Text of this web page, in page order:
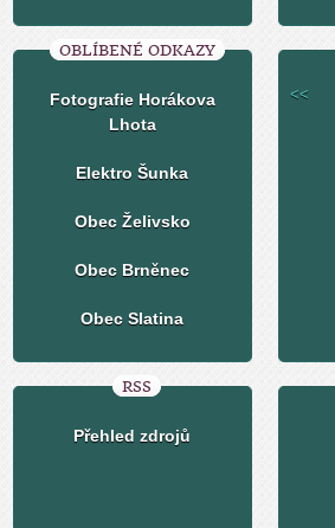
OBLÍBENÉ ODKAZY
Fotografie Horákova
Lhota
Elektro Šunka
Obec Želivsko
Obec Brněnec
Obec Slatina
<<
RSS
Přehled zdrojů